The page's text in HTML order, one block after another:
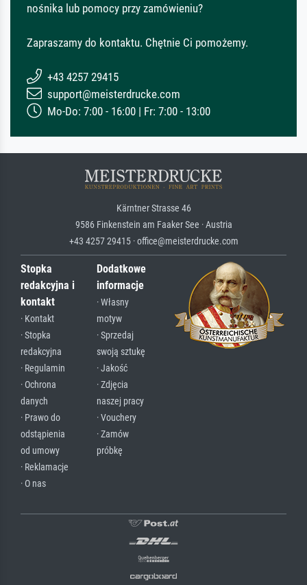
nośnika lub pomocy przy zamówieniu?
Zapraszamy do kontaktu. Chętnie Ci pomożemy.
+43 4257 29415
support@meisterdrucke.com
Mo-Do: 7:00 - 16:00 | Fr: 7:00 - 13:00
Kärntner Strasse 46
9586 Finkenstein am Faaker See · Austria
+43 4257 29415 · office@meisterdrucke.com
Stopka
redakcyjna i
kontakt
· Kontakt
· Stopka
redakcyjna
· Regulamin
· Ochrona
danych
· Prawo do
odstąpienia
od umowy
· Reklamacje
· O nas
Dodatkowe
informacje
· Własny
motyw
· Sprzedaj
swoją sztukę
· Jakość
· Zdjęcia
naszej pracy
· Vouchery
· Zamów
próbkę